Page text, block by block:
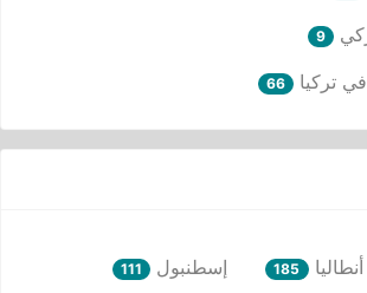
9
تركيا 66
أنطاليا 185 إسطنبول 111